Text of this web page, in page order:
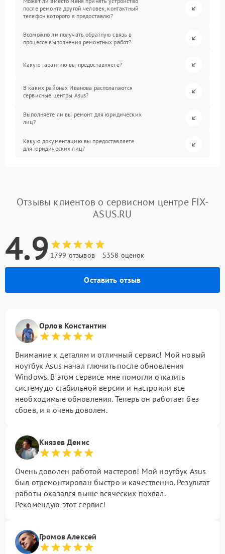
после ремонта другой человек, контактный
телефон которого я предоставлю?
Возможно ли получать обратную связь в
процессе выполнения ремонтных работ?
Какую гарантию вы предоставляете?
В каких районах Иванова располагаются
сервисные центры Asus?
Выполняете ли вы ремонт для юридических
лиц?
Какую документацию вы предоставляете
для юридических лиц?
Отзывы клиентов о сервисном центре FIX-
ASUS.RU
4.9 1799 отзывов 5358 оценок
Оставить отзыв
Орлов Константин
Внимание к деталям и отличный сервис! Мой новый
ноутбук Asus начал глючить после обновления
Windows. В этом сервисе мне помогли откатить
систему до стабильной версии и настроили все
необходимые обновления. Теперь он работает без
сбоев, и я очень доволен.
Князев Денис
Очень доволен работой мастеров! Мой ноутбук Asus
был отремонтирован быстро и качественно. Результат
работы оказался выше всяческих похвал.
Рекомендую этот сервис!
Громов Алексей